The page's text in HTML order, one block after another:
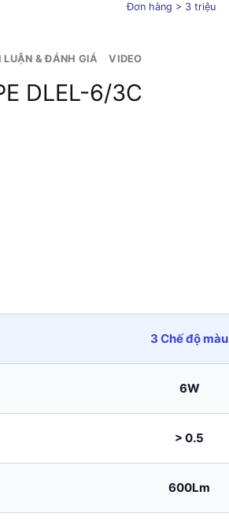
Đơn hàng > 3 triệu
LUẬN & ĐÁNH GIÁ VIDEO
DLEL-6/3C
3 Chế độ màu
6W
> 0.5
600Lm